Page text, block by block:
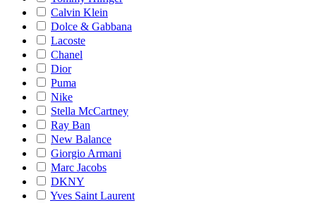
Calvin Klein
Dolce & Gabbana
Lacoste
Chanel
Dior
Puma
Nike
Stella McCartney
Ray Ban
New Balance
Giorgio Armani
Marc Jacobs
DKNY
Yves Saint Laurent